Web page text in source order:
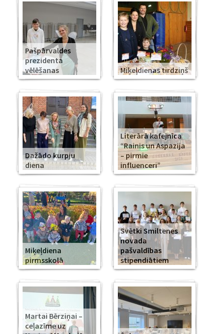
Pašpārvaldes
prezidenta
vēlēšanas
Miķeļdienas tirdziņš
Dažādo kurpju
diena
Literārā kafejnīca
“Rainis un Aspazija
– pirmie
influenceri”
Miķeļdiena
pirmsskolā
Svētki Smiltenes
novada
pašvaldības
stipendiātiem
Martai Bērziņai –
ceļazīme uz